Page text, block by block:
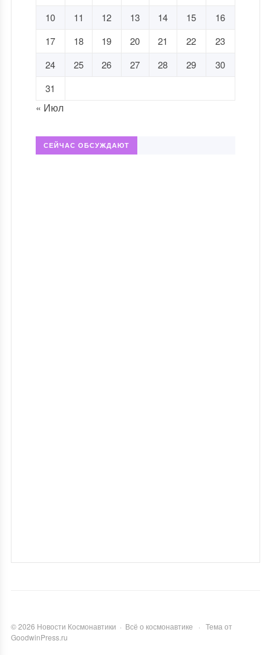
10
11 12 13 14 15
16
17
18 19 20 21 22
23
24
25 26 27 28 29
30
31
« Июл
СЕЙЧАС ОБСУЖДАЮТ
©2026 Новости Космонавтики · Всё о космонавтике · Тема от
GoodwinPress.ru